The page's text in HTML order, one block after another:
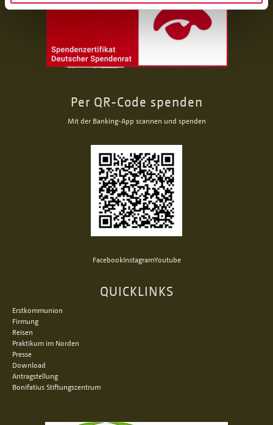
Per QR-Code spenden
Mit der Banking-App scannen und spenden
FacebookInstagramYoutube
QUICKLINKS
Erstkommunion
Firmung
Reisen
Praktikum im Norden
Presse
Download
Antragstellung
Bonifatius Stiftungszentrum